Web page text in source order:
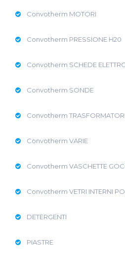
Convotherm MOTORI
Convotherm PRESSIONE H20
Convotherm SCHEDE
Convotherm SONDE
Convotherm TRASFORMATORI
Convotherm VARIE
Convotherm VASCHETTE
Convotherm VETRI INTERNI
DETERGENTI
PIASTRE